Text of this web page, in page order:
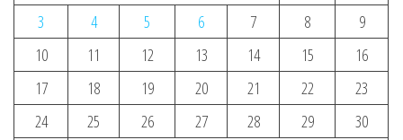
3
4 5 6 7 8
9
10
11 12 13 14 15
16
17
18 19 20 21 22
23
24
25 26 27 28 29
30